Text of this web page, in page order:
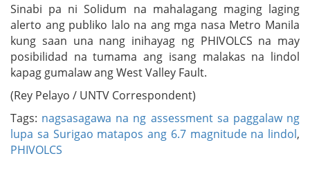
Sinabi pa ni Solidum na mahalagang maging laging
alerto ang publiko lalo na ang mga nasa Metro Manila
kung saan una nang inihayag ng PHIVOLCS na may
posibilidad na tumama ang isang malakas na lindol
kapag gumalaw ang West Valley Fault.
(Rey Pelayo / UNTV Correspondent)
Tags: nagsasagawa na ng assessment sa paggalaw ng
lupa sa Surigao matapos ang 6.7 magnitude na lindol,
PHIVOLCS